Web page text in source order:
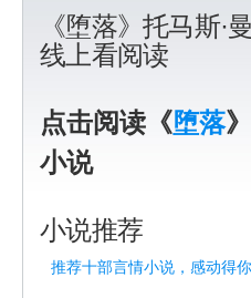
《堕落》托马斯·
线上看阅读
点击阅读《堕落
小说
小说推荐
推荐十部言情小说，感动得